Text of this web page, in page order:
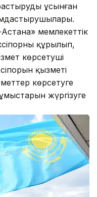
ұсынған
мемлекеттік
құрылып,
көрсетуші
қызметі
көрсетуге
жүргізуге